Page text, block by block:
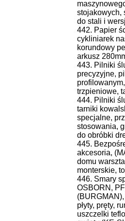
stojakowych,
do stali i
442. Papier
cykliniarek
korundowy
arkusz
443. Pilniki
precyzyjne,
trzpieniowe,
444. Pilniki
tarniki
specjalne,
stosowania,
do obróbki
445.
akcesoria,
domu
monterskie,
446. Smary
OSBORN,
płyty, pręty,
uszczelki